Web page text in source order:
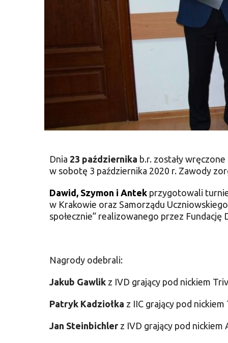
Dnia 23 października b.r. zostały
w sobotę 3 października 2020 r. Zawody
Dawid, Szymon i Antek przygotowali
w Krakowie oraz Samorządu Uczniowskiego
społecznie” realizowanego przez Fundację
Nagrody odebrali:
Jakub Gawlik z IVD grający pod nickiem
Patryk Kadziołka z IIC grający pod
Jan Steinbichler z IVD grający pod nickiem